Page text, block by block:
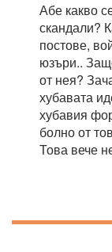
Абе какво
скандали?
постове,
юзъри..
от нея?
хубавата
хубавия
болно от
Това вече